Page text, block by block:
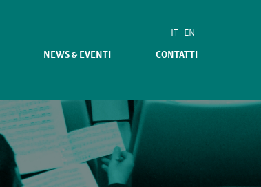
IT EN
NEWS & EVENTI CONTATTI